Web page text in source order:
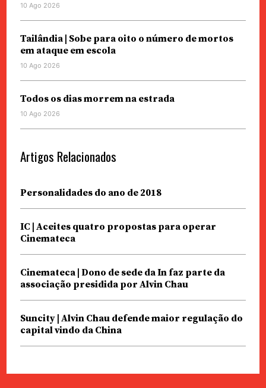
10 Ago 2026
Tailândia | Sobe para oito o número de mortos
em ataque em escola
10 Ago 2026
Todos os dias morrem na estrada
10 Ago 2026
Artigos Relacionados
Personalidades do ano de 2018
IC | Aceites quatro propostas para operar
Cinemateca
Cinemateca | Dono de sede da In faz parte da
associação presidida por Alvin Chau
Suncity | Alvin Chau defende maior regulação do
capital vindo da China